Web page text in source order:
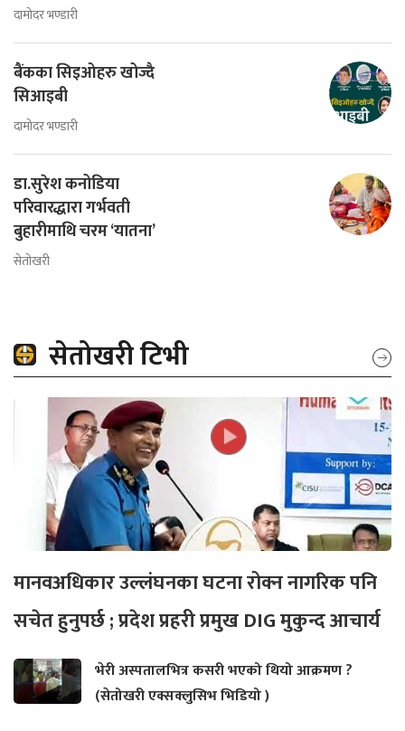
दामोदर भण्डारी
बैंकका सिइओहरु खोज्दै
सिआइबी
दामोदर भण्डारी
डा.सुरेश कनोडिया
परिवारद्धारा गर्भवती
बुहारीमाथि चरम ‘यातना’
सेतोखरी
सेतोखरी टिभी
मानवअधिकार उल्लंघनका घटना रोक्न नागरिक पनि
सचेत हुनुपर्छ ; प्रदेश प्रहरी प्रमुख DIG मुकुन्द आचार्य
भेरी अस्पतालभित्र कसरी भएको थियो आक्रमण ?
(सेतोखरी एक्सक्लुसिभ भिडियो )